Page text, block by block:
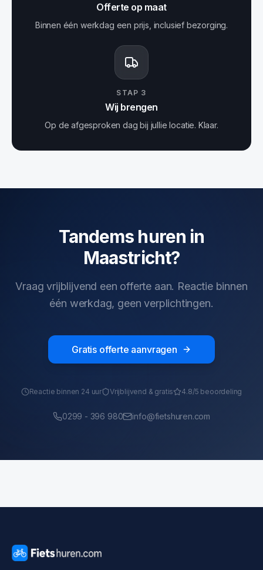
Offerte op maat
Binnen één werkdag een prijs, inclusief bezorging.
STAP 3
Wij brengen
Op de afgesproken dag bij jullie locatie. Klaar.
Tandems huren in
Maastricht?
Vraag vrijblijvend een offerte aan. Reactie binnen
één werkdag, geen verplichtingen.
Gratis offerte aanvragen
Reactie binnen 24 uur Vrijblijvend & gratis 4.8/5 beoordeling
0299 - 396 980 info@fietshuren.com